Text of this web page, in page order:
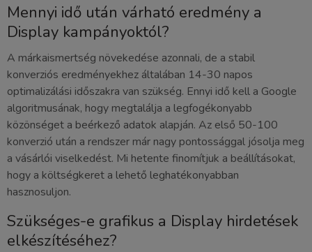
Mennyi idő után várható eredmény a
Display kampányoktól?
A márkaismertség növekedése azonnali, de a stabil
konverziós eredményekhez általában 14-30 napos
optimalizálási időszakra van szükség. Ennyi idő kell a Google
algoritmusának, hogy megtalálja a legfogékonyabb
közönséget a beérkező adatok alapján. Az első 50-100
konverzió után a rendszer már nagy pontossággal jósolja meg
a vásárlói viselkedést. Mi hetente finomítjuk a beállításokat,
hogy a költségkeret a lehető leghatékonyabban
hasznosuljon.
Szükséges-e grafikus a Display hirdetések
elkészítéséhez?